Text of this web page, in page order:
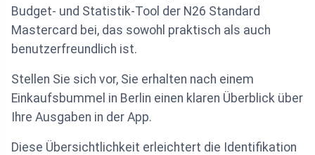
Budget- und Statistik-Tool der N26 Standard
Mastercard bei, das sowohl praktisch als auch
benutzerfreundlich ist.
Stellen Sie sich vor, Sie erhalten nach einem
Einkaufsbummel in Berlin einen klaren Überblick über
Ihre Ausgaben in der App.
Diese Übersichtlichkeit erleichtert die Identifikation